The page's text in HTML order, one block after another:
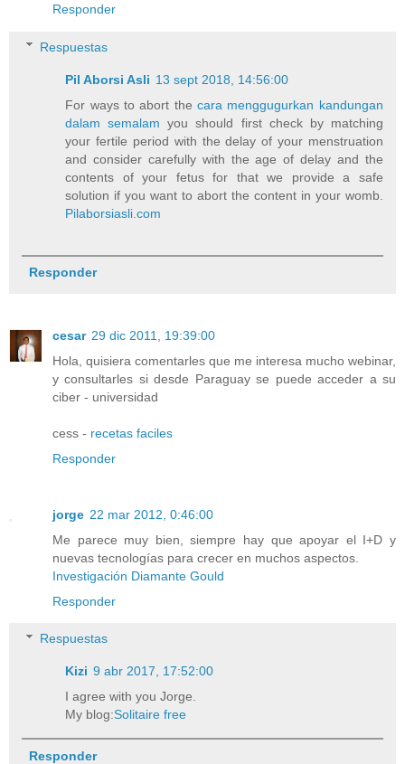
Responder
Respuestas
Pil Aborsi Asli 13 sept 2018, 14:56:00
For ways to abort the cara menggugurkan kandungan
dalam semalamyou should first check by matching
your fertile period with the delay of your menstruation
and consider carefully with the age of delay and the
contents of your fetus for that we provide a safe
solution if you want to abort the content in your womb.
Pilaborsiasli.com
Responder
cesar 29 dic 2011, 19:39:00
Hola, quisiera comentarles que me interesa mucho webinar,
y consultarles si desde Paraguay se puede acceder a su
ciber - universidad
cess - recetas faciles
Responder
jorge 22 mar 2012, 0:46:00
Me parece muy bien, siempre hay que apoyar el I+D y
nuevas tecnologías para crecer en muchos aspectos.
Investigación Diamante Gould
Responder
Respuestas
Kizi 9 abr 2017, 17:52:00
I agree with you Jorge.
My blog:Solitaire free
Responder